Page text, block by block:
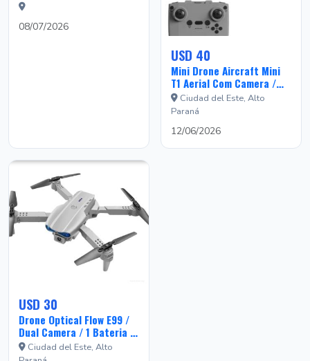
08/07/2026
USD 40
Mini Drone Aircraft Mini
T1 Aerial Com Camera /
Controle Remoto / App KY
UFO - Cinza
Ciudad del Este, Alto
Paraná
12/06/2026
USD 30
Drone Optical Flow E99 /
Dual Camera / 1 Bateria /
Recarregavel - Cinza
Ciudad del Este, Alto